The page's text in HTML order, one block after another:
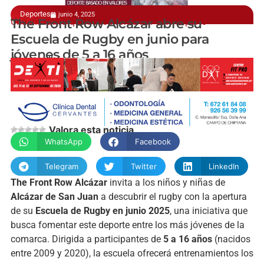
Deportes junio 4, 2025
Una iniciativa que busca fomentar este deporte
The Front Row Alcázar abre su
Escuela de Rugby en junio para
jóvenes de 5 a 16 años
@jesusvillajos
Valora esta noticia
WhatsApp Facebook
Telegram Twitter LinkedIn
The Front Row Alcázarinvita a los niños y niñas de
Alcázar de San Juana descubrir el rugby con la apertura
de su Escuela de Rugby en junio 2025, una iniciativa que
busca fomentar este deporte entre los más jóvenes de la
comarca. Dirigida a participantes de 5 a 16 años(nacidos
entre 2009 y 2020), la escuela ofrecerá entrenamientos los